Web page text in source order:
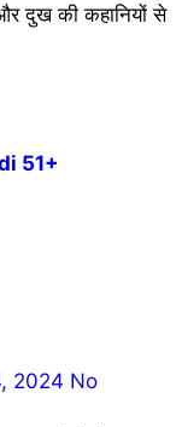
दुख की कहानियों से
51+
2024 No